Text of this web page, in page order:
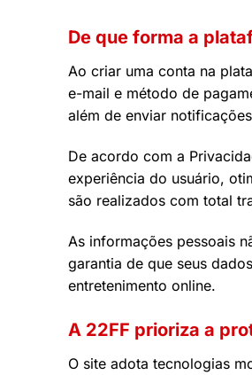
De que forma a
Ao criar uma conta na
e-mail e método de
além de enviar
De acordo com a
experiência do usuário,
são realizados com total
As informações pessoais
garantia de que seus
entretenimento online.
A 22FF prioriza a
O site adota tecnologias